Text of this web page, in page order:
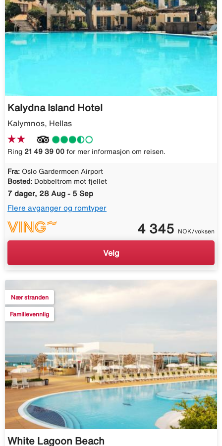
Kalydna Island Hotel
Kalymnos, Hellas
Ring 21 49 39 00 for mer informasjon om reisen.
Fra: Oslo Gardermoen Airport
Bosted: Dobbeltrom mot fjellet
7 dager, 28 Aug - 5 Sep
Flere avganger og romtyper
4 345 NOK/voksen
Velg
Nær stranden
Familievennlig
White Lagoon Beach